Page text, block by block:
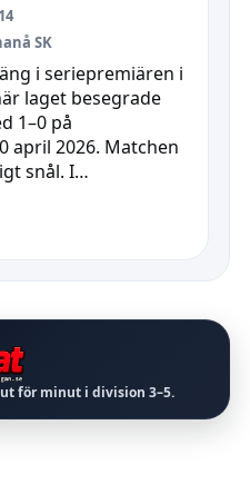
SK
i seriepremiären i
laget besegrade
1–0 på
april 2026. Matchen
snål. I…
för minut i division 3–5.